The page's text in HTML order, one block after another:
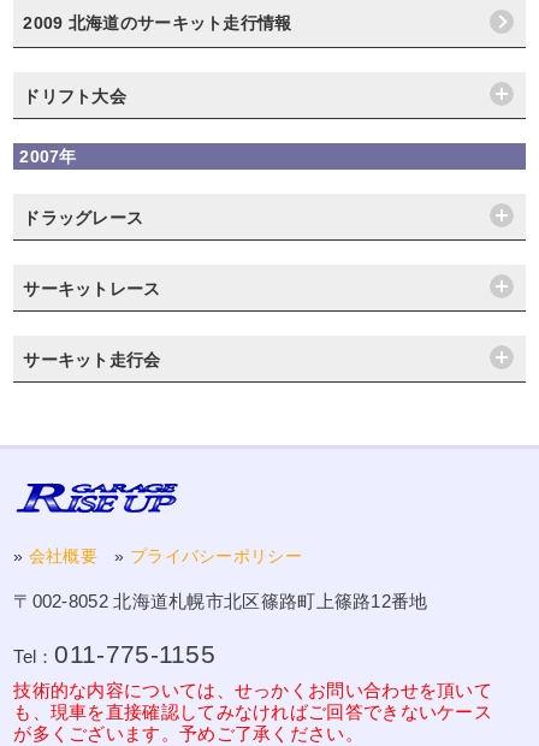
2009 北海道のサーキット走行情報
ドリフト大会
2007年
ドラッグレース
サーキットレース
サーキット走行会
» 会社概要 » プライバシーポリシー
〒002-8052 北海道札幌市北区篠路町上篠路12番地
Tel：011-775-1155
技術的な内容については、せっかくお問い合わせを頂いて
も、現車を直接確認してみなければご回答できないケース
が多くございます。予めご了承ください。